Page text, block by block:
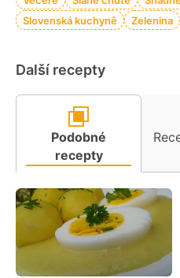
Slovenská kuchyně
Zelenina
Další recepty
Podobné
recepty